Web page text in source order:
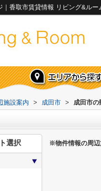
｜香取市賃貸情報 リビング&ルー
施設案内 > 成田市 > 成田市の
※物件情報の周辺
選択